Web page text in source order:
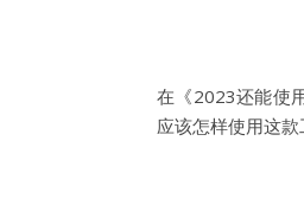
在《2023还能使
应该怎样使用这